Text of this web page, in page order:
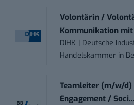
Volontärin /
Kommunikation mit
DIHK | Deutsche
Handelskammer in
Teamleiter (m/w/d)
Engagement / Soci...